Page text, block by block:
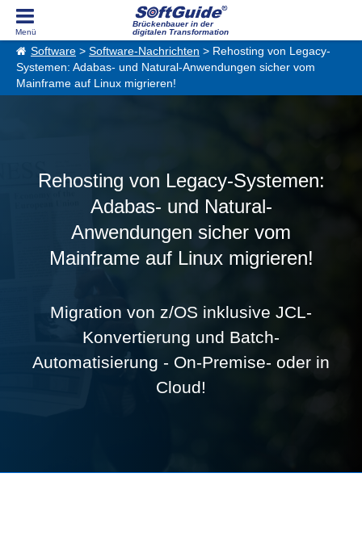
Brückenbauer in der
digitalen Transformation
Software > Software-Nachrichten > Rehosting von Legacy-
Systemen: Adabas- und Natural-Anwendungen sicher vom
Mainframe auf Linux migrieren!
Rehosting von Legacy-Systemen:
Adabas- und Natural-
Anwendungen sicher vom
Mainframe auf Linux migrieren!
Migration von z/OS inklusive JCL-
Konvertierung und Batch-
Automatisierung - On-Premise- oder in
Cloud!